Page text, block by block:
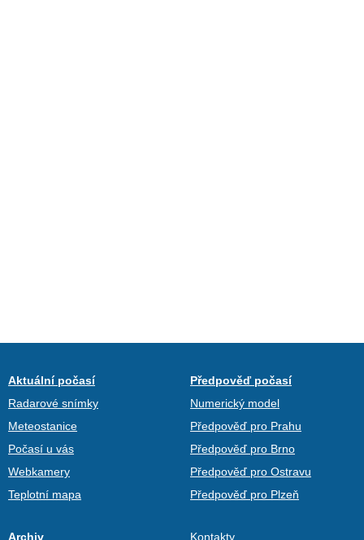
Aktuální počasí
Radarové snímky
Meteostanice
Počasí u vás
Webkamery
Teplotní mapa
Předpověď počasí
Numerický model
Předpověď pro Prahu
Předpověď pro Brno
Předpověď pro Ostravu
Předpověď pro Plzeň
Archiv Kontakty